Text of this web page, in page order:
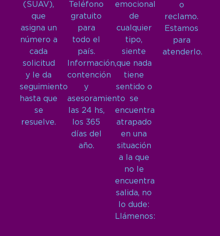
(SUAV),
que
asigna un
número a
cada
solicitud
y le da
seguimiento
hasta que
se
resuelve.
Teléfono
gratuito
para
todo el
país.
Información,
contención
y
asesoramiento
las 24 hs,
los 365
días del
año.
emocional
de
cualquier
tipo,
siente
que nada
tiene
sentido o
se
encuentra
atrapado
en una
situación
a la que
no le
encuentra
salida, no
lo dude:
Llámenos:
o
reclamo.
Estamos
para
atenderlo.